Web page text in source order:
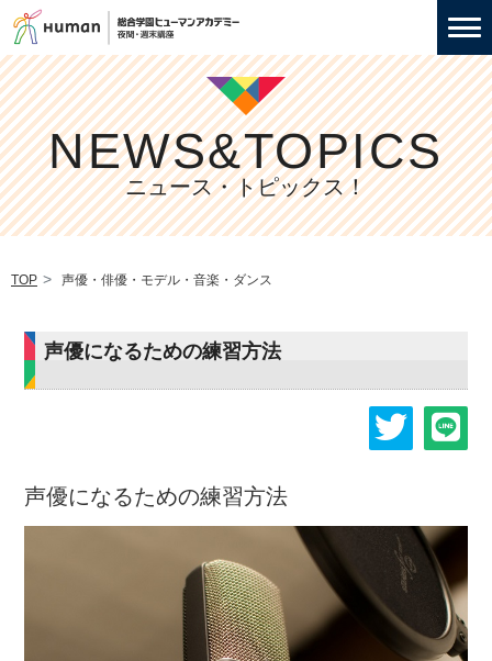
NEWS&TOPICS
ニュース・トピックス！
TOP 声優・俳優・モデル・音楽・ダンス
声優になるための練習方法
声優になるための練習方法